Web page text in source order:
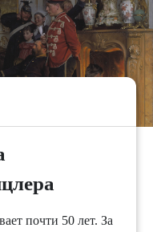
почти 50 лет. За